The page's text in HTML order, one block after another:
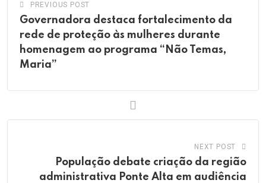
PREVIOUS POST
Governadora destaca fortalecimento da
rede de proteção às mulheres durante
homenagem ao programa “Não Temas,
Maria”
NEXT POST
População debate criação da região
administrativa Ponte Alta em audiência